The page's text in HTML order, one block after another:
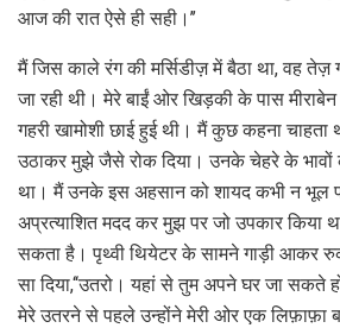
आज की रात ऐसे ही सही।’’
मैं जिस काले रंग की मर्सिडीज़ में बैठा था, वह
जा रही थी। मेरे बाईं ओर खिड़की के पास
गहरी खामोशी छाई हुई थी। मैं कुछ कहना चाहता
उठाकर मुझे जैसे रोक दिया। उनके चेहरे के भावों
था। मैं उनके इस अहसान को शायद कभी न भूल
अप्रत्याशित मदद कर मुझ पर जो उपकार किया
सकता है। पृथ्वी थियेटर के सामने गाड़ी आकर
सा दिया,‘‘उतरो। यहां से तुम अपने घर जा सकते
मेरे उतरने से पहले उन्होंने मेरी ओर एक लिफ़ाफ़ा